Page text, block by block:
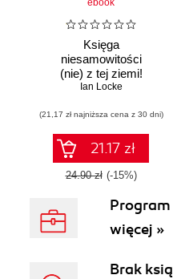
ebook
Księga
niesamowitości
(nie) z tej ziemi!
Księga faktów
niezwykłych
Ian Locke
(21,17 zł najniższa cena z 30 dni)
21.17 zł
24.90 zł (-15%)
więcej »
Brak